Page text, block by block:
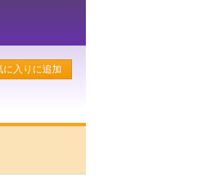
に入りに追加